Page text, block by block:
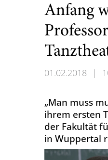
Anfang
01.02.2018 |
„Man muss
ihrem ersten
der Fakultät
in Wuppertal